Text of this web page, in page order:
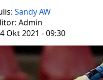
Sandy AW
Admin
Okt 2021 - 09:30